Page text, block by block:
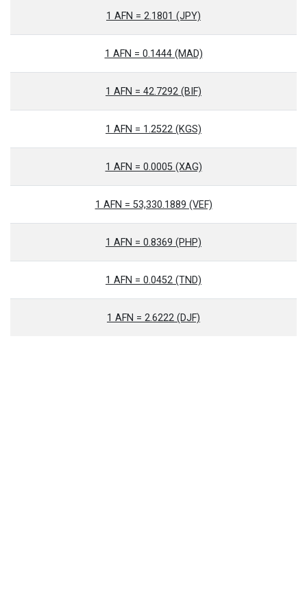
1 AFN = 2.1801 (JPY)
1 AFN = 0.1444 (MAD)
1 AFN = 42.7292 (BIF)
1 AFN = 1.2522 (KGS)
1 AFN = 0.0005 (XAG)
1 AFN = 53,330.1889 (VEF)
1 AFN = 0.8369 (PHP)
1 AFN = 0.0452 (TND)
1 AFN = 2.6222 (DJF)